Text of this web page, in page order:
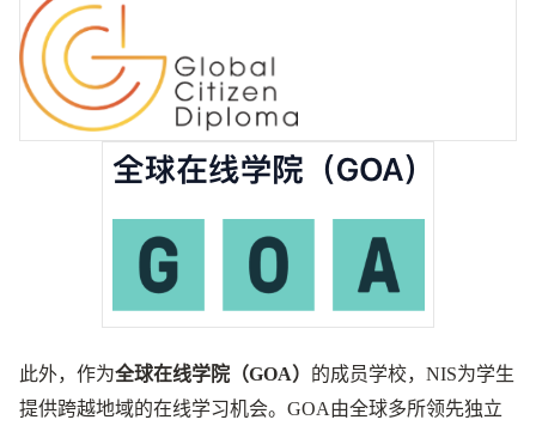
此外，作为全球在线学院（GOA） 的成员学校，NIS为学生
提供跨越地域的在线学习机会。GOA由全球多所领先独立